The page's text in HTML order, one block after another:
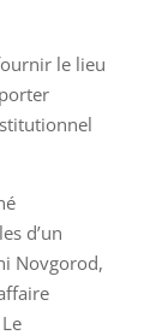
le lieu
d’un
Novgorod,